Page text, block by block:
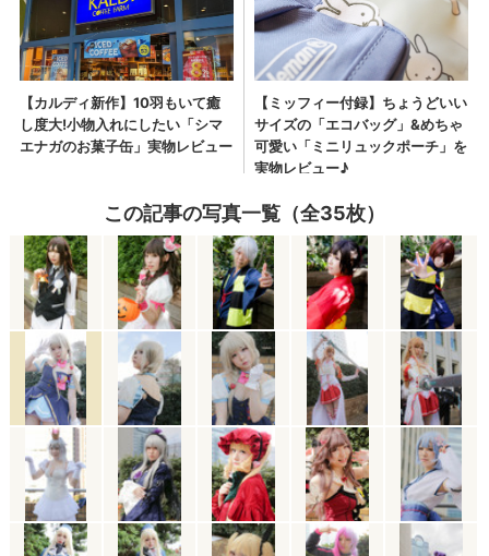
この記事の写真一覧（全35枚）